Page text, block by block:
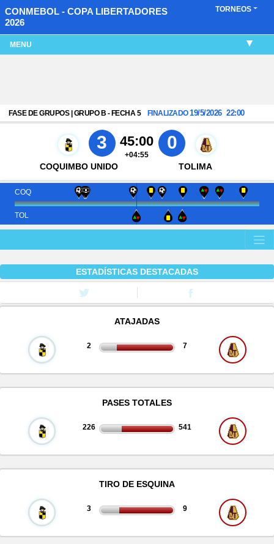
CONMEBOL - COPA LIBERTADORES
2026
TORNEOS
MENU
FASE DE GRUPOS | GRUPO B - FECHA 5 FINALIZADO19/5/2026 22:00
COQUIMBO UNIDO
3 45:00
+04:55
0
TOLIMA
COQ
TOL
ESTADÍSTICAS DESTACADAS
ATAJADAS
2 7
PASES TOTALES
226 541
TIRO DE ESQUINA
3 9